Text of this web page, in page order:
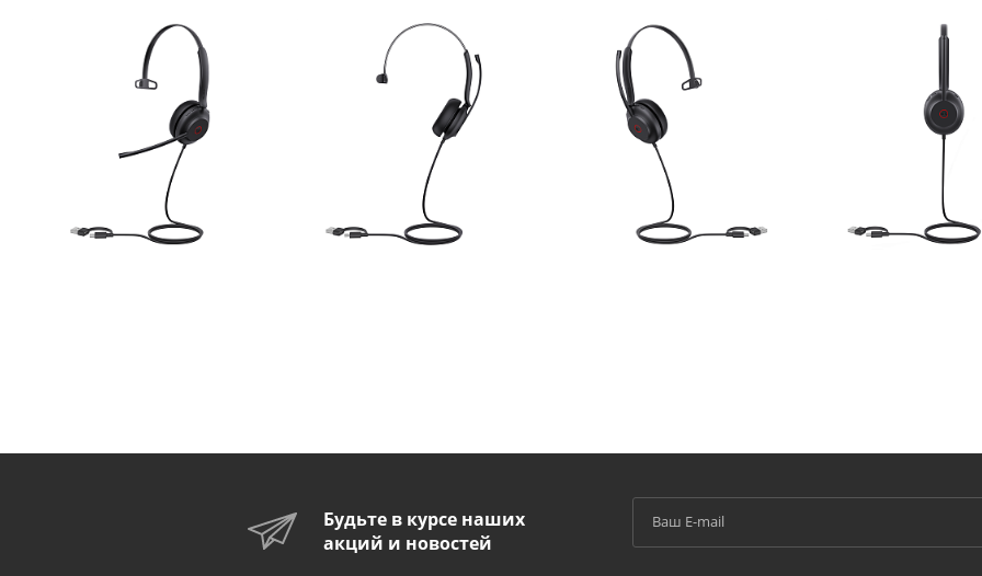
Будьте в курсе наших
акций и новостей